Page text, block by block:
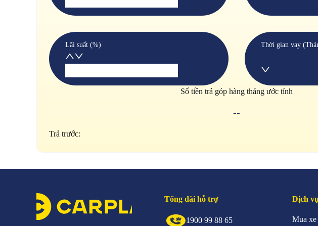
Lãi suất (%) Thời gian vay
Số tiền trả góp hàng tháng ước tính
--
Trả trước:
Tổng đài hỗ trợ
1900 99 88 65
Dịch
Mua xe